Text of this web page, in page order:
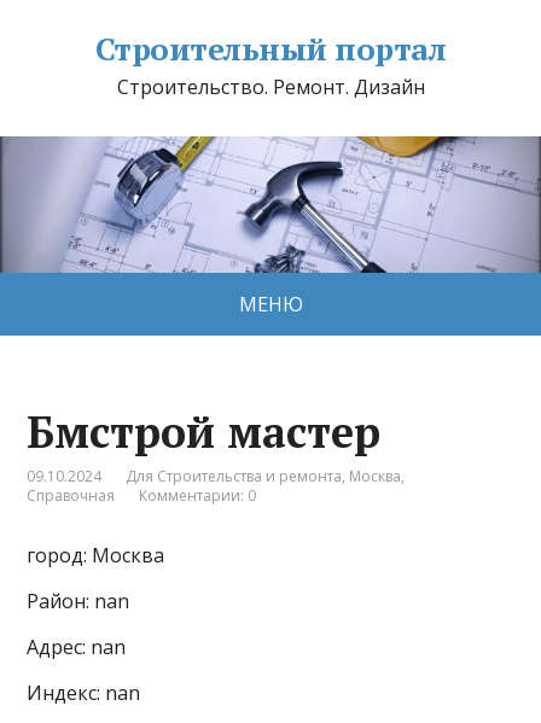
Строительный портал
Строительство. Ремонт. Дизайн
МЕНЮ
Бмстрой мастер
09.10.2024 Для Строительства и ремонта, Москва,
Справочная
Комментарии: 0
город: Москва
Район: nan
Адрес: nan
Индекс: nan